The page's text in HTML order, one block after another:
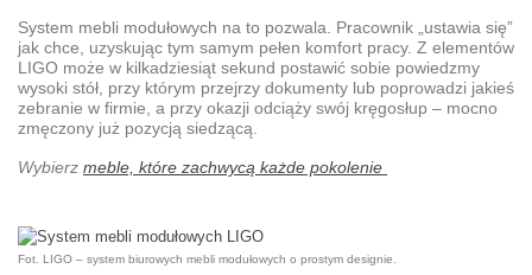
System mebli modułowych na to pozwala. Pracownik „ustawia się”
jak chce, uzyskując tym samym pełen komfort pracy. Z elementów
LIGO może w kilkadziesiąt sekund postawić sobie powiedzmy
wysoki stół, przy którym przejrzy dokumenty lub poprowadzi jakieś
zebranie w firmie, a przy okazji odciąży swój kręgosłup – mocno
zmęczony już pozycją siedzącą.
Wybierz meble, które zachwycą każde pokolenie
Fot. LIGO – system biurowych mebli modułowych o prostym designie.